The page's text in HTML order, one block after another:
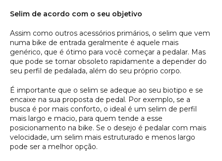
Selim de acordo com o seu objetivo
Assim como outros acessórios primários, o selim que vem
numa bike de entrada geralmente é aquele mais
genérico, que é ótimo para você começar a pedalar. Mas
que pode se tornar obsoleto rapidamente a depender do
seu perfil de pedalada, além do seu próprio corpo.
É importante que o selim se adeque ao seu biotipo e se
encaixe na sua proposta de pedal. Por exemplo, se a
busca é por mais conforto, o ideal é um selim de perfil
mais largo e macio, para quem tende a esse
posicionamento na bike. Se o desejo é pedalar com mais
velocidade, um selim mais estruturado e menos largo
pode ser a melhor opção.